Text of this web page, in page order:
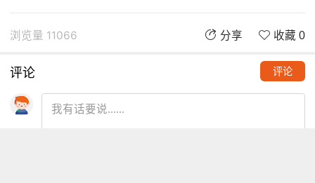
浏览量 11066 分享 收藏 0
评论 评论